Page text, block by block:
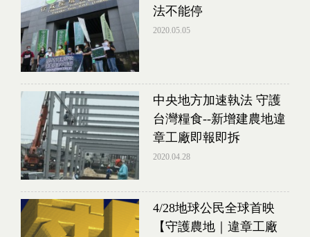
法不能停
2020.05.05
中央地方加速執法 守護
台灣糧食--新增建農地違
章工廠即報即拆
2020.04.28
4/28地球公民全球首映
【守護農地｜違章工廠